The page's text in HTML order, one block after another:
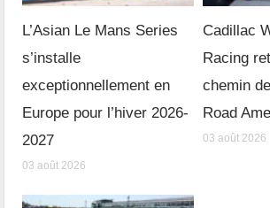
L’Asian Le Mans Series
s’installe
exceptionnellement en
Europe pour l’hiver 2026-
2027
03 août 2026
Cadillac
Racing
chemin
Road
03 août 2026